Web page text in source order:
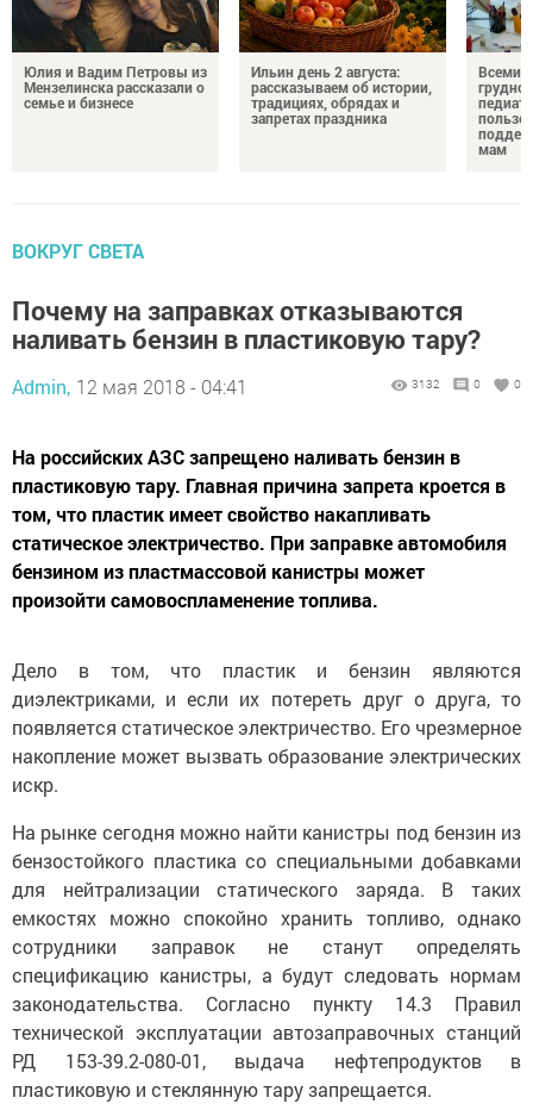
Юлия и Вадим Петровы из
Мензелинска рассказали о
семье и бизнесе
Ильин день 2 августа:
рассказываем об истории,
традициях, обрядах и
запретах праздника
пользе
мам
ВОКРУГ СВЕТА
Почему на заправках отказываются
наливать бензин в пластиковую тару?
Admin, 12 мая 2018 - 04:41 3132 0 0
На российских АЗС запрещено наливать бензин в
пластиковую тару. Главная причина запрета кроется в
том, что пластик имеет свойство накапливать
статическое электричество. При заправке автомобиля
бензином из пластмассовой канистры может
произойти самовоспламенение топлива.
Дело в том, что пластик и бензин являются
диэлектриками, и если их потереть друг о друга, то
появляется статическое электричество. Его чрезмерное
накопление может вызвать образование электрических
искр.
На рынке сегодня можно найти канистры под бензин из
бензостойкого пластика со специальными добавками
для нейтрализации статического заряда. В таких
емкостях можно спокойно хранить топливо, однако
сотрудники заправок не станут определять
спецификацию канистры, а будут следовать нормам
законодательства. Согласно пункту 14.3 Правил
технической эксплуатации автозаправочных станций
РД 153-39.2-080-01, выдача нефтепродуктов в
пластиковую и стеклянную тару запрещается.